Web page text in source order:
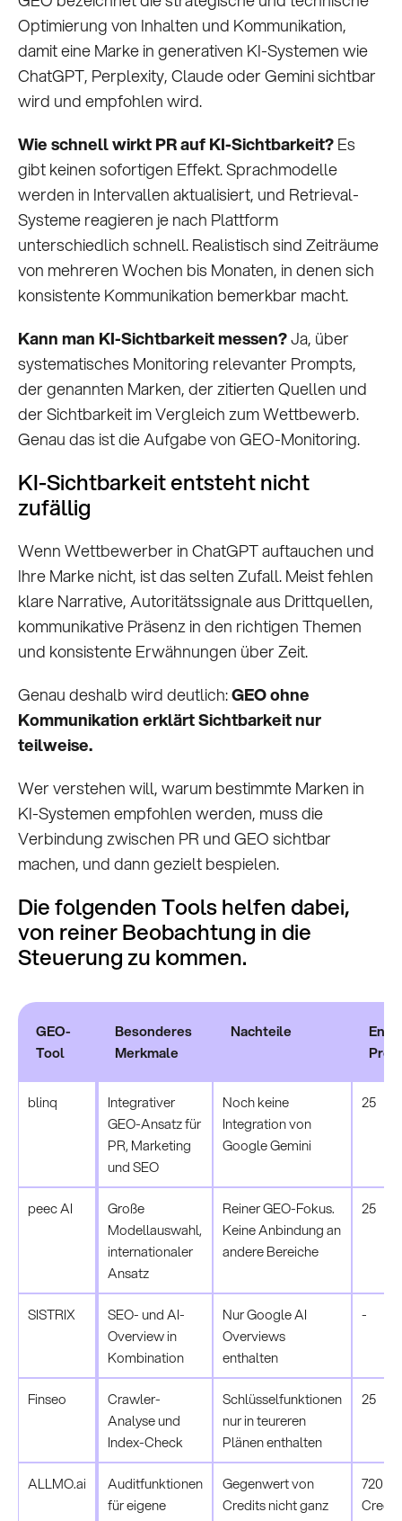
Optimierung von Inhalten und Kommunikation,
damit eine Marke in generativen KI-Systemen wie
ChatGPT, Perplexity, Claude oder Gemini sichtbar
wird und empfohlen wird.
Wie schnell wirkt PR auf KI-Sichtbarkeit?Es
gibt keinen sofortigen Effekt. Sprachmodelle
werden in Intervallen aktualisiert, und Retrieval-
Systeme reagieren je nach Plattform
unterschiedlich schnell. Realistisch sind Zeiträume
von mehreren Wochen bis Monaten, in denen sich
konsistente Kommunikation bemerkbar macht.
Kann man KI-Sichtbarkeit messen?Ja, über
systematisches Monitoring relevanter Prompts,
der genannten Marken, der zitierten Quellen und
der Sichtbarkeit im Vergleich zum Wettbewerb.
Genau das ist die Aufgabe von GEO-Monitoring.
KI-Sichtbarkeit entsteht nicht
zufällig
Wenn Wettbewerber in ChatGPT auftauchen und
Ihre Marke nicht, ist das selten Zufall. Meist fehlen
klare Narrative, Autoritätssignale aus Drittquellen,
kommunikative Präsenz in den richtigen Themen
und konsistente Erwähnungen über Zeit.
Genau deshalb wird deutlich:GEO ohne
Kommunikation erklärt Sichtbarkeit nur
teilweise.
Wer verstehen will, warum bestimmte Marken in
KI-Systemen empfohlen werden, muss die
Verbindung zwischen PR und GEO sichtbar
machen, und dann gezielt bespielen.
Die folgenden Tools helfen dabei,
von reiner Beobachtung in die
Steuerung zu kommen.
GEO-
Tool
Besonderes
Merkmale
Nachteile
blinq
Integrativer
GEO-Ansatz für
PR, Marketing
und SEO
Noch keine
Integration von
Google Gemini
25
peec AI
Große
Modellauswahl,
internationaler
Ansatz
Reiner GEO-Fokus.
Keine Anbindung an
andere Bereiche
25
SISTRIX
SEO- und AI-
Overview in
Kombination
Nur Google AI
Overviews
enthalten
-
Finseo
Crawler-
Analyse und
Index-Check
Schlüsselfunktionen
nur in teureren
Plänen enthalten
25
ALLMO.ai
Auditfunktionen
für eigene
Gegenwert von
Credits nicht ganz
720